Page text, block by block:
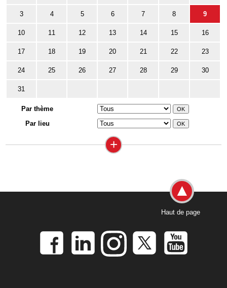
3 4 5 6 7 8 9
10 11 12 13 14 15 16
17 18 19 20 21 22 23
24 25 26 27 28 29 30
31
Par thème
Par lieu
+
Haut de page